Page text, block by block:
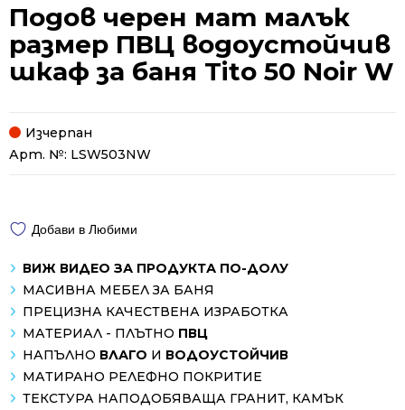
Подов черен мат малък
размер ПВЦ водоустойчив
шкаф за баня Tito 50 Noir W
Изчерпан
Арт. №: LSW503NW
Добави в Любими
ВИЖ ВИДЕО ЗА ПРОДУКТА ПО-ДОЛУ
МАСИВНА МЕБЕЛ ЗА БАНЯ
ПРЕЦИЗНА КАЧЕСТВЕНА ИЗРАБОТКА
МАТЕРИАЛ - ПЛЪТНО ПВЦ
НАПЪЛНО ВЛАГО И ВОДОУСТОЙЧИВ
МАТИРАНО РЕЛЕФНО ПОКРИТИЕ
ТЕКСТУРА НАПОДОБЯВАЩА ГРАНИТ, КАМЪК